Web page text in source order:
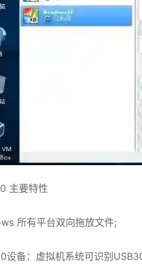
主要特性
所有平台双向拖放文件;
备：虚拟机系统可识别